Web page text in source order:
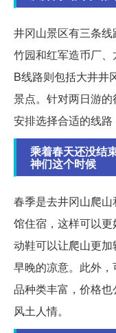
井冈山景区有三条
竹园和红军造币厂
B线路则包括大井井
景点。针对两日游
安排选择合适的线路
乘着春天还没结
神们这个时候
春季是去井冈山爬
馆住宿，这样可以
动鞋可以让爬山更
早晚的凉意。此外
品种类丰富，价格
风土人情。